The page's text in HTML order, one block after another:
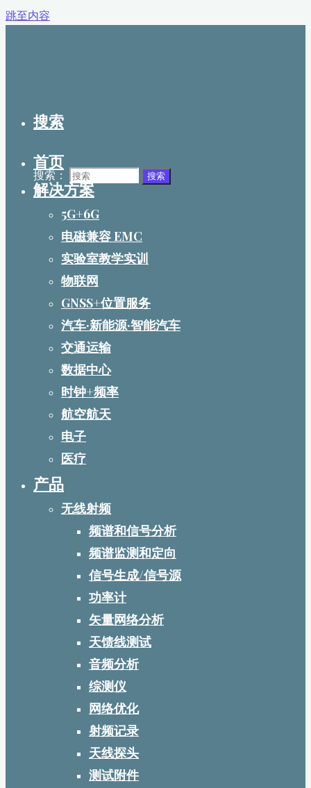
跳至内容
搜索
搜索： 搜索
首页
解决方案
5G+6G
电磁兼容 EMC
实验室教学实训
物联网
GNSS+位置服务
汽车·新能源·智能汽车
交通运输
数据中心
时钟+频率
航空航天
电子
医疗
产品
无线射频
频谱和信号分析
频谱监测和定向
信号生成/信号源
功率计
矢量网络分析
天馈线测试
音频分析
综测仪
网络优化
射频记录
天线探头
测试附件